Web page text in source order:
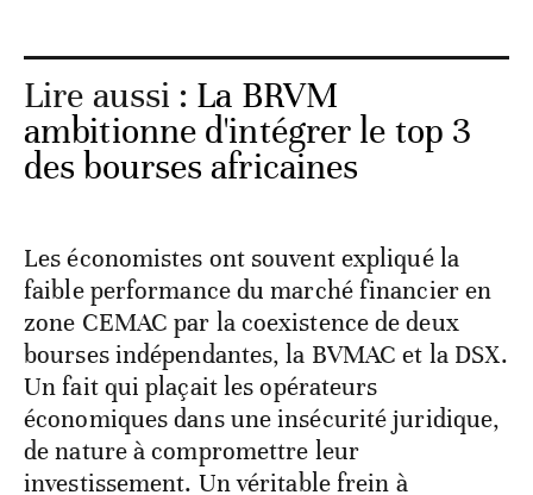
Lire aussi : La BRVM
ambitionne d'intégrer le top 3
des bourses africaines
Les économistes ont souvent expliqué la
faible performance du marché financier en
zone CEMAC par la coexistence de deux
bourses indépendantes, la BVMAC et la DSX.
Un fait qui plaçait les opérateurs
économiques dans une insécurité juridique,
de nature à compromettre leur
investissement. Un véritable frein à